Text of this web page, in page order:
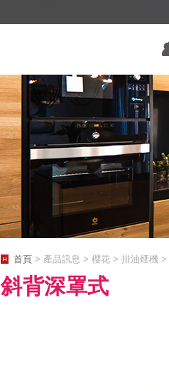
首頁 > 產品訊息 > 櫻花 > 排油煙機 >
斜背深罩式